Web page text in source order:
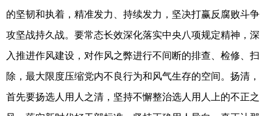
的坚韧和执着，精准发力、持续发力，坚决打赢反腐败斗争
攻坚战持久战。要常态长效深化落实中央八项规定精神，深
入推进作风建设，对作风之弊进行不间断的排查、检修、扫
除，最大限度压缩党内不良行为和风气生存的空间。扬清，
首先要扬选人用人之清，坚持不懈整治选人用人上的不正之